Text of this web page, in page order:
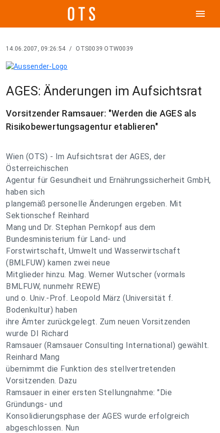
menu
14.06.2007, 09:26:54 / OTS0039 OTW0039
AGES: Änderungen im Aufsichtsrat
Vorsitzender Ramsauer: "Werden die AGES als
Risikobewertungsagentur etablieren"
Wien (OTS) - Im Aufsichtsrat der AGES, der
Österreichischen
Agentur für Gesundheit und Ernährungssicherheit GmbH,
haben sich
plangemäß personelle Änderungen ergeben. Mit
Sektionschef Reinhard
Mang und Dr. Stephan Pernkopf aus dem
Bundesministerium für Land- und
Forstwirtschaft, Umwelt und Wasserwirtschaft
(BMLFUW) kamen zwei neue
Mitglieder hinzu. Mag. Werner Wutscher (vormals
BMLFUW, nunmehr REWE)
und o. Univ.-Prof. Leopold März (Universität f.
Bodenkultur) haben
ihre Ämter zurückgelegt. Zum neuen Vorsitzenden
wurde DI Richard
Ramsauer (Ramsauer Consulting International) gewählt.
Reinhard Mang
übernimmt die Funktion des stellvertretenden
Vorsitzenden. Dazu
Ramsauer in einer ersten Stellungnahme: "Die
Gründungs- und
Konsolidierungsphase der AGES wurde erfolgreich
abgeschlossen. Nun